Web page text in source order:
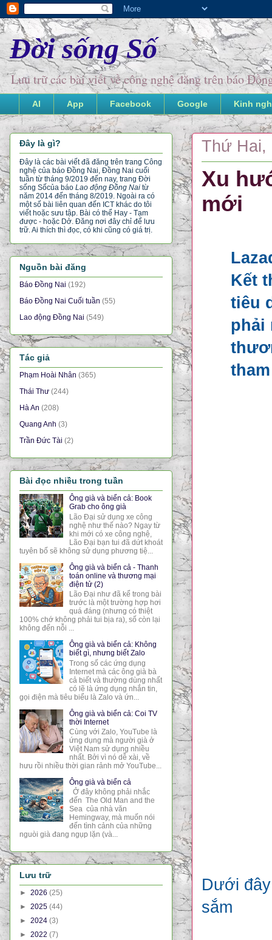
Đời sống Số
Lưu trữ các bài viết về công nghệ đăng trên báo
AI App Facebook Google Kinh
Thứ Hai,
Xu
mới
Kết
tiêu
phải
Dưới
sắm
Đây là gì?
Đây là các bài viết đã đăng trên trang Công
nghệ của báo Đồng Nai, Đồng Nai cuối
tuần từ tháng 9/2019 đến nay, trang Đời
sống Sốcủa báo Lao động Đồng Nai từ
năm 2014 đến tháng 8/2019. Ngoài ra có
một số bài liên quan đến ICT khác do tôi
viết hoặc sưu tập. Bài có thể Hay - Tạm
được - hoặc Dở. Đăng nơi đây chỉ để lưu
trữ. Ai thích thì đọc, có khi cũng có giá trị.
Nguồn bài đăng
Báo Đồng Nai (192)
Báo Đồng Nai Cuối tuần (55)
Lao động Đồng Nai (549)
Tác giả
Phạm Hoài Nhân (365)
Thái Thư (244)
Hà An (208)
Quang Anh (3)
Trần Đức Tài (2)
Bài đọc nhiều trong tuần
Ông già và biển cả: Book
Grab cho ông già
Lão Đại sử dụng xe công
nghệ như thế nào? Ngay từ
khi mới có xe công nghệ,
Lão Đại bạn tui đã dứt khoát
tuyên bố sẽ không sử dụng phương tiệ...
Ông già và biển cả - Thanh
toán online và thương mại
điện tử (2)
Lão Đại như đã kể trong bài
trước là một trường hợp hơi
quá đáng (nhưng có thiệt
100% chớ không phải tui bịa ra), số còn lại
không đến nỗi ...
Ông già và biển cả: Không
biết gì, nhưng biết Zalo
Trong số các ứng dụng
Internet mà các ông già bà
cả biết và thường dùng nhất
có lẽ là ứng dụng nhắn tin,
gọi điện mà tiêu biểu là Zalo và ứn...
Ông già và biển cả: Coi TV
thời Internet
Cùng với Zalo, YouTube là
ứng dụng mà người già ở
Việt Nam sử dụng nhiều
nhất. Bởi vì nó dễ xài, về
hưu rồi nhiều thời gian rảnh mở YouTube...
Ông già và biển cả
Ở đây không phải nhắc
đến The Old Man and the
Sea của nhà văn
Hemingway, mà muốn nói
đến tình cảnh của những
nguòi già đang ngụp lặn (và...
Lưu trữ
► 2026 (25)
► 2025 (44)
► 2024 (3)
► 2022 (7)